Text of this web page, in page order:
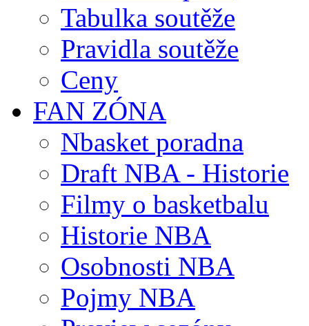
Tabulka soutěže
Pravidla soutěže
Ceny
FAN ZÓNA
Nbasket poradna
Draft NBA - Historie
Filmy o basketbalu
Historie NBA
Osobnosti NBA
Pojmy NBA